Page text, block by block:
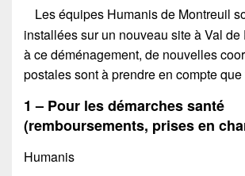
Les équipes Humanis de Montreuil
installées sur un nouveau site à Val de
à ce déménagement, de nouvelles
postales sont à prendre en compte que
1 – Pour les démarches santé
(remboursements, prises en
Humanis